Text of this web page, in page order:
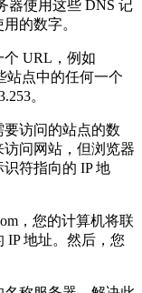
器使用这些 DNS 记
的数字。
URL，例如
站点中的任何一个
。
访问的站点的数
问网站，但浏览器
符指向的 IP 地
，您的计算机将联
IP 地址。然后，您